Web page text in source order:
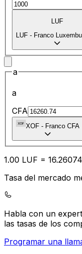
LUF
LUF - Franco
a
a
CFA
XOF - Franco CFA
1.00 LUF = 16.26
Tasa del mercado
Habla con un
las tasas de los
Programar una